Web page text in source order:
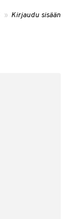
» Kirjaudu sisään